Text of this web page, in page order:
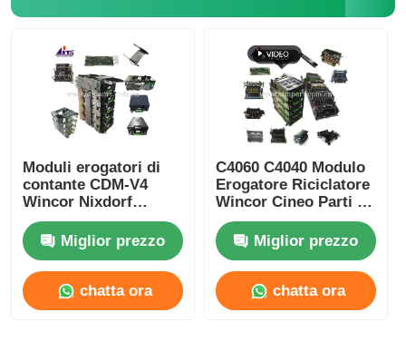
Moduli erogatori di
contante CDM-V4
Wincor Nixdorf
Ricambi Wincor ATM
Miglior prezzo
chatta ora
C4060 C4040 Modulo
Erogatore Riciclatore
Wincor Cineo Parti di
Ricambio ATM
Miglior prezzo
chatta ora